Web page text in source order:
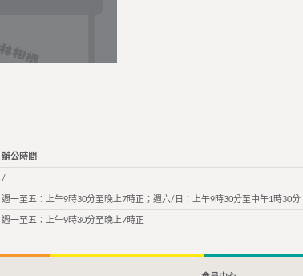
辦公時間
/
週一至五：上午9時30分至晚上7時正；週六/日：上午9時30分至中午1時30
週一至五：上午9時30分至晚上7時正